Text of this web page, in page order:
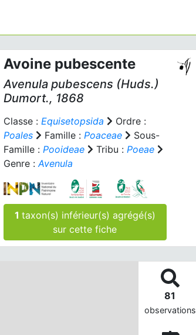
Avoine pubescente
Avenula pubescens (Huds.)
Dumort., 1868
Classe : Equisetopsida
Ordre :
Poales
Famille : Poaceae
Sous-
Famille : Pooideae Tribu : Poeae
Genre :Avenula
1 taxon(s) inférieur(s) agrégé(s)
sur cette fiche
81
observations